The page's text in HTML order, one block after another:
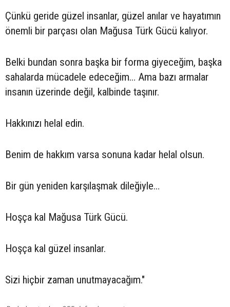
Çünkü geride güzel insanlar, güzel anılar ve hayatımın
önemli bir parçası olan Mağusa Türk Gücü kalıyor.
Belki bundan sonra başka bir forma giyeceğim, başka
sahalarda mücadele edeceğim… Ama bazı armalar
insanın üzerinde değil, kalbinde taşınır.
Hakkınızı helal edin.
Benim de hakkım varsa sonuna kadar helal olsun.
Bir gün yeniden karşılaşmak dileğiyle…
Hoşça kal Mağusa Türk Gücü.
Hoşça kal güzel insanlar.
Sizi hiçbir zaman unutmayacağım."